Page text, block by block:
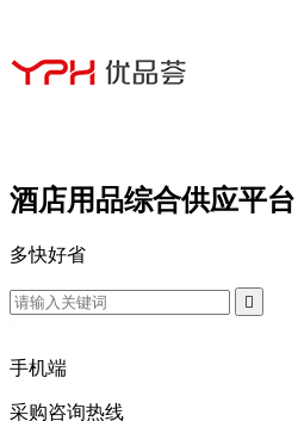
酒店用品综合供应平台
多快好省

手机端
采购咨询热线